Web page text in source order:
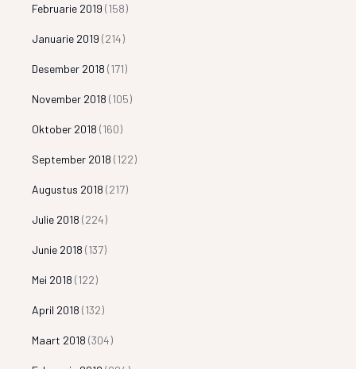
Februarie 2019 (158)
Januarie 2019 (214)
Desember 2018 (171)
November 2018 (105)
Oktober 2018 (160)
September 2018 (122)
Augustus 2018 (217)
Julie 2018 (224)
Junie 2018 (137)
Mei 2018 (122)
April 2018 (132)
Maart 2018 (304)